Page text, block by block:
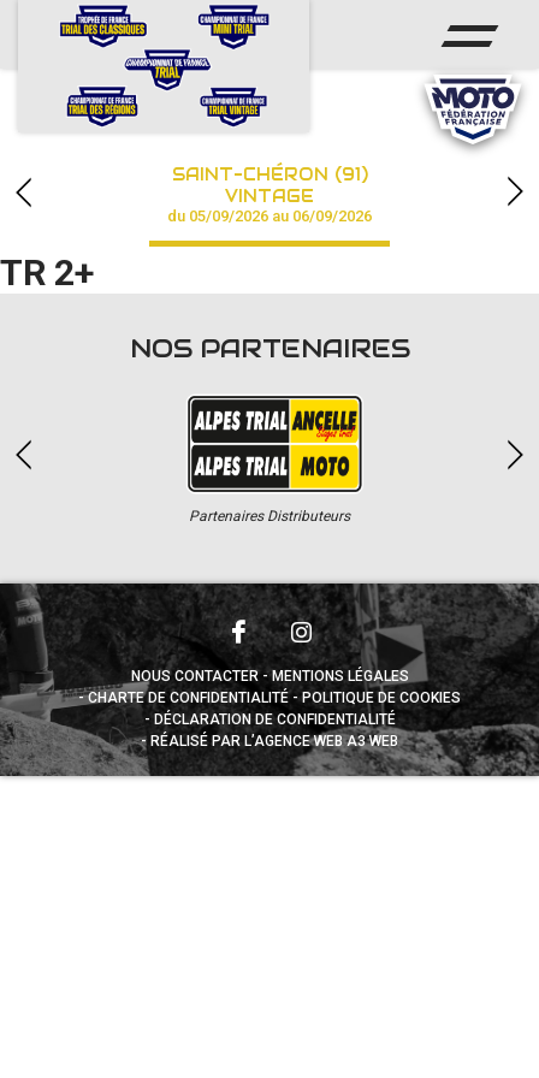
ACCUEIL
CALENDRIER
CHAMPIONNAT
RÉSULTATS
PHOTOS / VIDÉOS
PARTENAIRES
SAINT-CHÉRON (91)
VINTAGE
du 05/09/2026 au 06/09/2026
TR 2+
NOS PARTENAIRES
Partenaires Distributeurs
NOUS CONTACTER
MENTIONS LÉGALES
CHARTE DE CONFIDENTIALITÉ
POLITIQUE DE COOKIES
DÉCLARATION DE CONFIDENTIALITÉ
RÉALISÉ PAR L’AGENCE WEB A3 WEB